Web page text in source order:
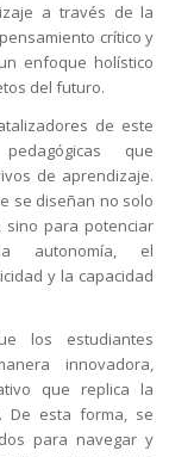
a través de la
crítico y
enfoque holístico
del futuro.
de este
que
de aprendizaje.
se diseñan no solo
sino para potenciar
autonomía, el
y la capacidad
los estudiantes
innovadora,
que replica la
De esta forma, se
para navegar y